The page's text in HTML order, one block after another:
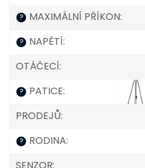
? MAXIMÁLNÍ PŘÍKON:
? NAPĚTÍ:
OTÁČECÍ:
? PATICE:
PRODEJŮ:
? RODINA: